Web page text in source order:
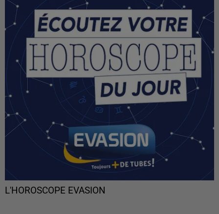
L'HOROSCOPE EVASION